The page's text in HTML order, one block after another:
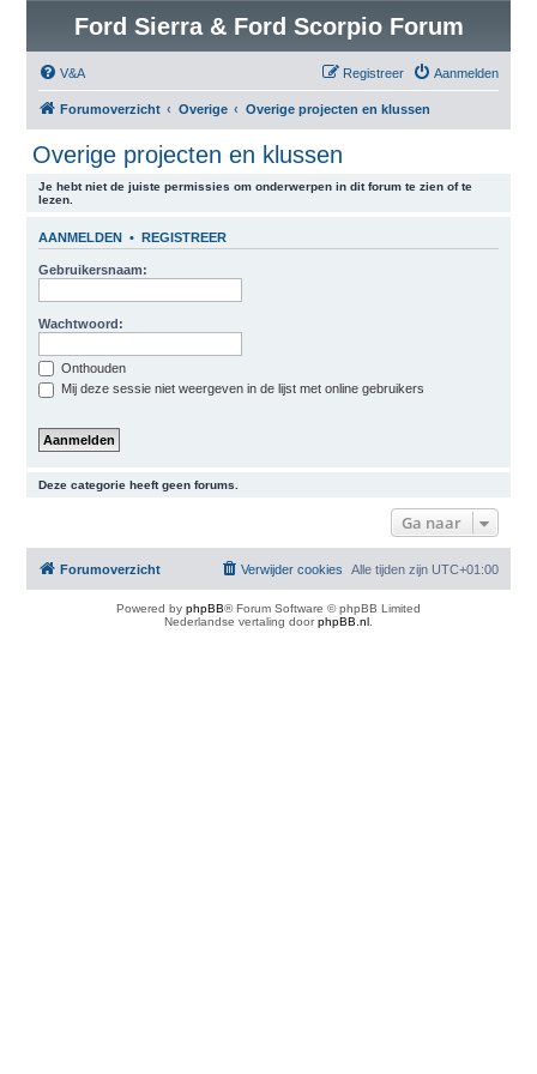
Ford Sierra & Ford Scorpio Forum
V&A Aanmelden
Registreer
Forumoverzicht Overige Overige projecten en klussen
Overige projecten en klussen
Je hebt niet de juiste permissies om onderwerpen in dit forum te zien of te
lezen.
AANMELDEN • REGISTREER
Gebruikersnaam:
Wachtwoord:
Onthouden
Mij deze sessie niet weergeven in de lijst met online gebruikers
Deze categorie heeft geen forums.
Ga naar
Forumoverzicht Alle tijden zijn UTC+01:00
Verwijder cookies
Powered by phpBB® Forum Software © phpBB Limited
Nederlandse vertaling doorphpBB.nl